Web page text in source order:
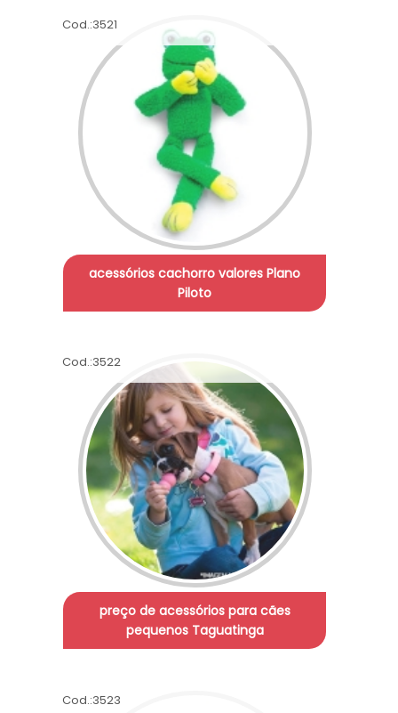
Cod.:3521
acessórios cachorro valores Plano
Piloto
Cod.:3522
preço de acessórios para cães
pequenos Taguatinga
Cod.:3523